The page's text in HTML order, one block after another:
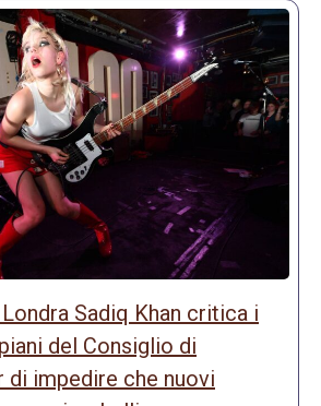
Sadiq Khan critica i
del Consiglio di
di impedire che nuovi